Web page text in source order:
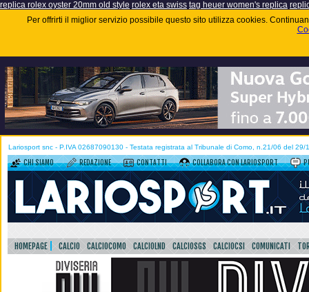
replica rolex oyster 20mm old style rolex eta swiss tag heuer women's replica
Per offrirti il miglior servizio possibile questo sito utilizza cookies.
Lariosport snc - P.IVA 02687090130 - Testata registrata al Tribunale di Como, n.21/06 del 29/
CHI SIAMO REDAZIONE CONTATTI COLLABORA CON LARIOSPORT
HOMEPAGE CALCIO CALCIOCOMO CALCIOLND CALCIOSGS CALCIOCSI COMUNICATI